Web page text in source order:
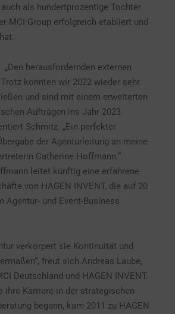
als hundertprozentige Tochter
MCI Group erfolgreich etabliert und
herausfordernden externen
konnten wir 2022 wieder sehr
und sind mit einem erweiterten
Aufträgen ins Jahr 2023
Schmitz. „Ein perfekter
der Agenturleitung an meine
Catherine Hoffmann.“
leitet künftig eine erfahrene
von HAGEN INVENT, die auf 20
Agentur- und Event-Business
verkörpert sie Kontinuität und
freut sich Andreas Laube,
Deutschland und HAGEN INVENT.
ihre Karriere in der strategischen
begann, kam 2011 zu HAGEN